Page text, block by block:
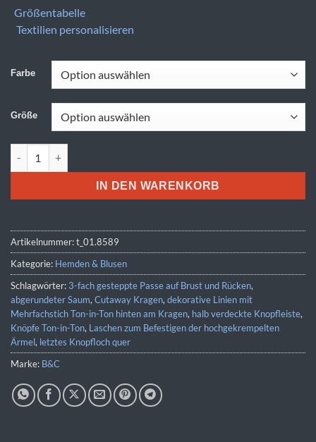
Größentabelle
Textilien personalisieren
Farbe
Größe
IN DEN WARENKORB
Artikelnummer:t_01.8589
Kategorie: Hemden & Blusen
Schlagwörter: 3-fach gesteppte Passe auf Brust und Rücken,
abgerundeter Saum,Cutaway Kragen,dekorative Linien mit
Mehrfachstich Ton-in-Ton hinten am Kragen, halb verdeckte Knopfleiste,
Knöpfe Ton-in-Ton, Laschen zum Befestigen der hochgekrempelten
Ärmel, letztes Knopfloch quer
Marke: B&C